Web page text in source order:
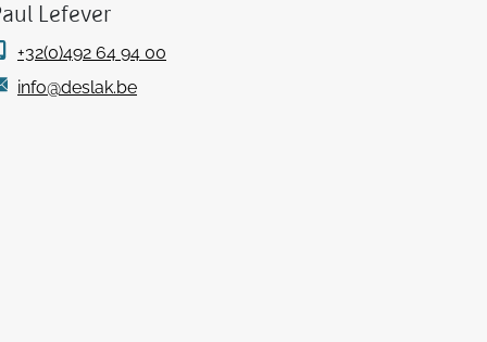
Lefever
+32(0)492 64 94 00
info@deslak.be